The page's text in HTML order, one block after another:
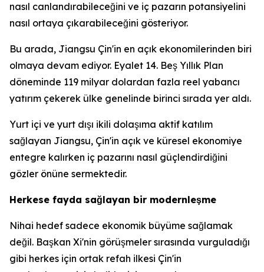
nasıl canlandırabileceğini ve iç pazarın potansiyelini
nasıl ortaya çıkarabileceğini gösteriyor.
Bu arada, Jiangsu Çin'in en açık ekonomilerinden biri
olmaya devam ediyor. Eyalet 14. Beş Yıllık Plan
döneminde 119 milyar dolardan fazla reel yabancı
yatırım çekerek ülke genelinde birinci sırada yer aldı.
Yurt içi ve yurt dışı ikili dolaşıma aktif katılım
sağlayan Jiangsu, Çin'in açık ve küresel ekonomiye
entegre kalırken iç pazarını nasıl güçlendirdiğini
gözler önüne sermektedir.
Herkese fayda sağlayan bir modernleşme
Nihai hedef sadece ekonomik büyüme sağlamak
değil. Başkan Xi'nin görüşmeler sırasında vurguladığı
gibi herkes için ortak refah ilkesi Çin'in